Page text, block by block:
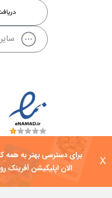
X
کلیه حقوق این سایت به